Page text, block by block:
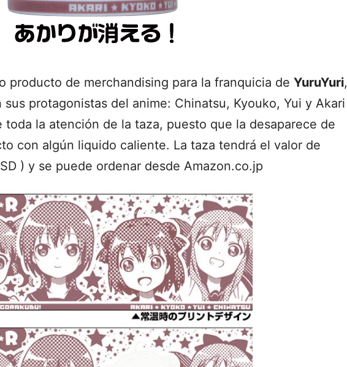
producto de merchandising para la franquicia de YuruYuri,
protagonistas del anime: Chinatsu, Kyouko, Yui y Akari
la atención de la taza, puesto que la desaparece de
con algún liquido caliente. La taza tendrá el valor de
) y se puede ordenar desde Amazon.co.jp